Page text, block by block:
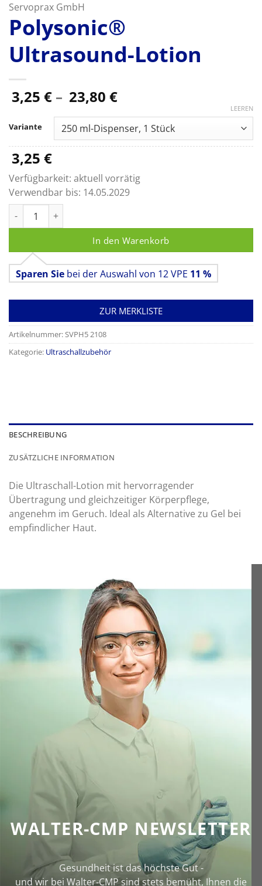
Servoprax GmbH
Polysonic®
Ultrasound-Lotion
3,25 € – 23,80 €Preisspanne:
bis
23,80 €
Variante
LEEREN
3,25 €
Verfügbarkeit: aktuell vorrätig
Verwendbar bis: 14.05.2029
In den Warenkorb
Sparen Sie bei der Auswahl von 12 VPE 11 %
ZUR MERKLISTE
Artikelnummer:SVPH5 2108
Kategorie: Ultraschallzubehör
BESCHREIBUNG
ZUSÄTZLICHE INFORMATION
Die Ultraschall-Lotion mit hervorragender
Übertragung und gleichzeitiger Körperpflege,
angenehm im Geruch. Ideal als Alternative zu Gel bei
empfindlicher Haut.
WALTER-CMP NEWSLETTER
Gesundheit ist das höchste Gut -
und wir bei Walter‑CMP sind stets bemüht, Ihnen die